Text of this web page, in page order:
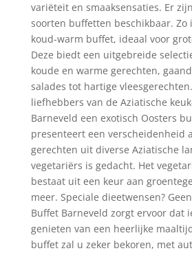
variëteit en smaaksensaties. Er
soorten buffetten beschikbaar. Zo
koud-warm buffet, ideaal voor
Deze biedt een uitgebreide
koude en warme gerechten,
salades tot hartige
liefhebbers van de Aziatische
Barneveld een exotisch Oosters
presenteert een verscheidenheid
gerechten uit diverse Aziatische
vegetariërs is gedacht. Het
bestaat uit een keur aan
meer. Speciale dieetwensen?
Buffet Barneveld zorgt ervoor dat
genieten van een heerlijke
buffet zal u zeker bekoren, met